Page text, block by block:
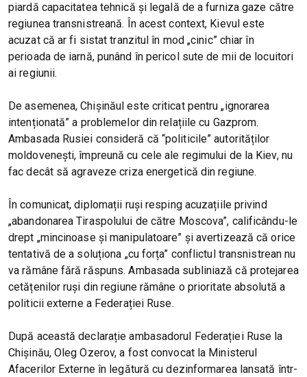
piardă capacitatea tehnică și legală de a furniza gaze către
regiunea transnistreană. În acest context, Kievul este
acuzat că ar fi sistat tranzitul în mod „cinic” chiar în
perioada de iarnă, punând în pericol sute de mii de locuitori
ai regiunii.
De asemenea, Chișinăul este criticat pentru „ignorarea
intenționată” a problemelor din relațiile cu Gazprom.
Ambasada Rusiei consideră că “politicile” autorităților
moldovenești, împreună cu cele ale regimului de la Kiev, nu
fac decât să agraveze criza energetică din regiune.
În comunicat, diplomații ruși resping acuzațiile privind
„abandonarea Tiraspolului de către Moscova”, calificându-le
drept „mincinoase și manipulatoare” și avertizează că orice
tentativă de a soluționa „cu forța” conflictul transnistrean nu
va rămâne fără răspuns. Ambasada subliniază că protejarea
cetățenilor ruși din regiune rămâne o prioritate absolută a
politicii externe a Federației Ruse.
După această declarație ambasadorul Federației Ruse la
Chișinău, Oleg Ozerov, a fost convocat la Ministerul
Afacerilor Externe în legătură cu dezinformarea lansată într-